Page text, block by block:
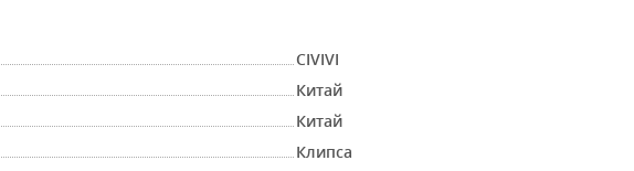
CIVIVI
Китай
Китай
Клипса